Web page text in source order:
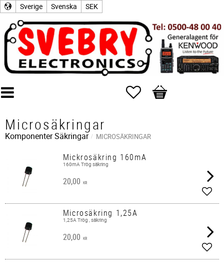
Sverige Svenska SEK
Favoriter
Kundvagn
Microsäkringar
KomponenterSäkringar MICROSÄKRINGAR
Mickrosäkring 160mA
160mA Trög säkring
20,00 KR
Microsäkring 1,25A
1,25A Trög , säkring
20,00 KR